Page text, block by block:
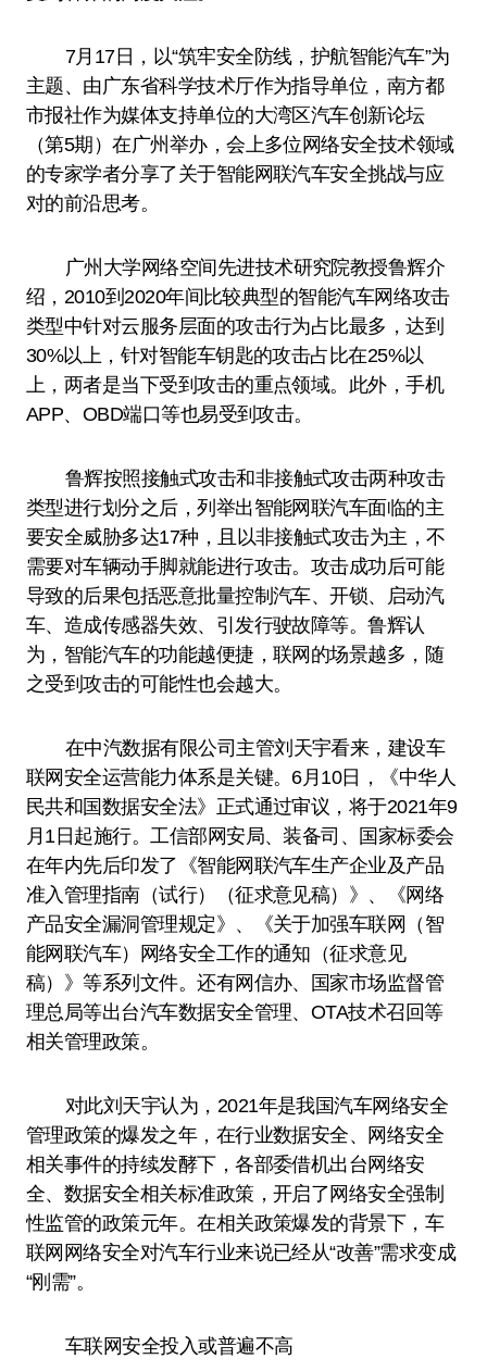
7月17日，以“筑牢安全防线，护航智能汽车”为
主题、由广东省科学技术厅作为指导单位，南方都
市报社作为媒体支持单位的大湾区汽车创新论坛
（第5期）在广州举办，会上多位网络安全技术领域
的专家学者分享了关于智能网联汽车安全挑战与应
对的前沿思考。
广州大学网络空间先进技术研究院教授鲁辉介
绍，2010到2020年间比较典型的智能汽车网络攻击
类型中针对云服务层面的攻击行为占比最多，达到
30%以上，针对智能车钥匙的攻击占比在25%以
上，两者是当下受到攻击的重点领域。此外，手机
APP、OBD端口等也易受到攻击。
鲁辉按照接触式攻击和非接触式攻击两种攻击
类型进行划分之后，列举出智能网联汽车面临的主
要安全威胁多达17种，且以非接触式攻击为主，不
需要对车辆动手脚就能进行攻击。攻击成功后可能
导致的后果包括恶意批量控制汽车、开锁、启动汽
车、造成传感器失效、引发行驶故障等。鲁辉认
为，智能汽车的功能越便捷，联网的场景越多，随
之受到攻击的可能性也会越大。
在中汽数据有限公司主管刘天宇看来，建设车
联网安全运营能力体系是关键。6月10日，《中华人
民共和国数据安全法》正式通过审议，将于2021年9
月1日起施行。工信部网安局、装备司、国家标委会
在年内先后印发了《智能网联汽车生产企业及产品
准入管理指南（试行）（征求意见稿）》、《网络
产品安全漏洞管理规定》、《关于加强车联网（智
能网联汽车）网络安全工作的通知（征求意见
稿）》等系列文件。还有网信办、国家市场监督管
理总局等出台汽车数据安全管理、OTA技术召回等
相关管理政策。
对此刘天宇认为，2021年是我国汽车网络安全
管理政策的爆发之年，在行业数据安全、网络安全
相关事件的持续发酵下，各部委借机出台网络安
全、数据安全相关标准政策，开启了网络安全强制
性监管的政策元年。在相关政策爆发的背景下，车
联网网络安全对汽车行业来说已经从“改善”需求变成
“刚需”。
车联网安全投入或普遍不高